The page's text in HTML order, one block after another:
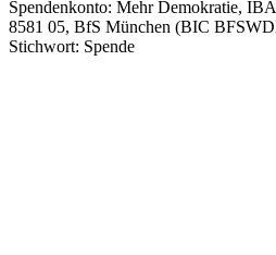
Spendenkonto: Mehr Demokratie,
8581 05, BfS München (BIC
Stichwort: Spende